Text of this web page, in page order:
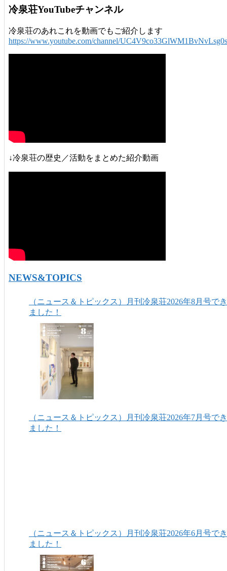
冷泉荘YouTubeチャンネル
冷泉荘のあれこれを動画でもご紹介します
https://www.youtube.com/channel/
↓冷泉荘の歴史／活動をまとめた紹介動画
NEWS&TOPICS
（ニュース＆トピックス）月刊冷泉荘2026年8月号でき
ました！
（ニュース＆トピックス）月刊冷泉荘2026年7月号でき
ました！
（ニュース＆トピックス）月刊冷泉荘2026年6月号でき
ました！